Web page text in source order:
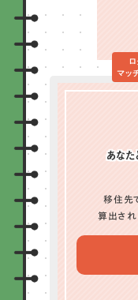
マッ
あなた
移住先
算出され